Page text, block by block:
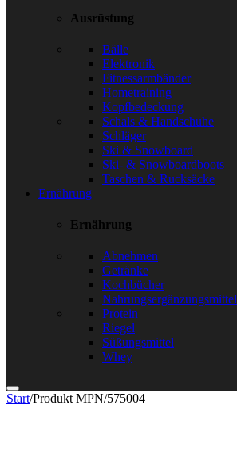
Ausrüstung
Bälle
Elektronik
Fitnessarmbänder
Hometraining
Kopfbedeckung
Schals & Handschuhe
Schläger
Ski & Snowboard
Ski- & Snowboardboots
Taschen & Rucksäcke
Ernährung
Ernährung
Abnehmen
Getränke
Kochbücher
Nahrungsergänzungsmittel
Protein
Riegel
Süßungsmittel
Whey
Start/Produkt MPN/575004